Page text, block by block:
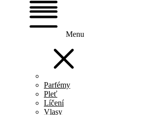
Menu
Parfémy
Pleť
Líčení
Vlasy